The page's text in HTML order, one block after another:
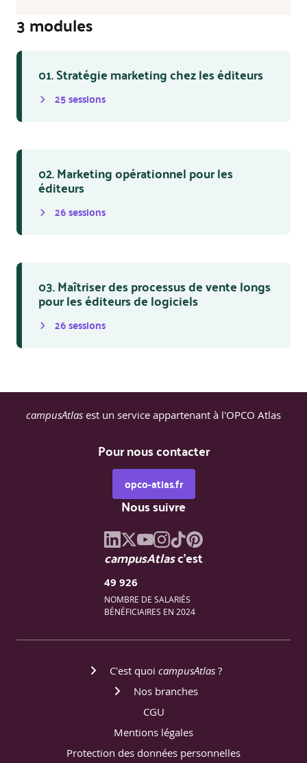
3modules
01. Stratégie marketing chez les éditeurs
25sessions
02. Marketing opérationnel pour les
éditeurs
26sessions
03. Maîtriser des processus de vente longs
pour les éditeurs de logiciels
26sessions
campusAtlas est un service appartenant à l'OPCO Atlas
Pour nous contacter
opco-atlas.fr
Nous suivre
campusAtlasc'est
49 926
NOMBRE DE SALARIÉS
BÉNÉFICIAIRES EN 2024
C'est quoi campusAtlas ?
Nos branches
CGU
Mentions légales
Protection des données personnelles